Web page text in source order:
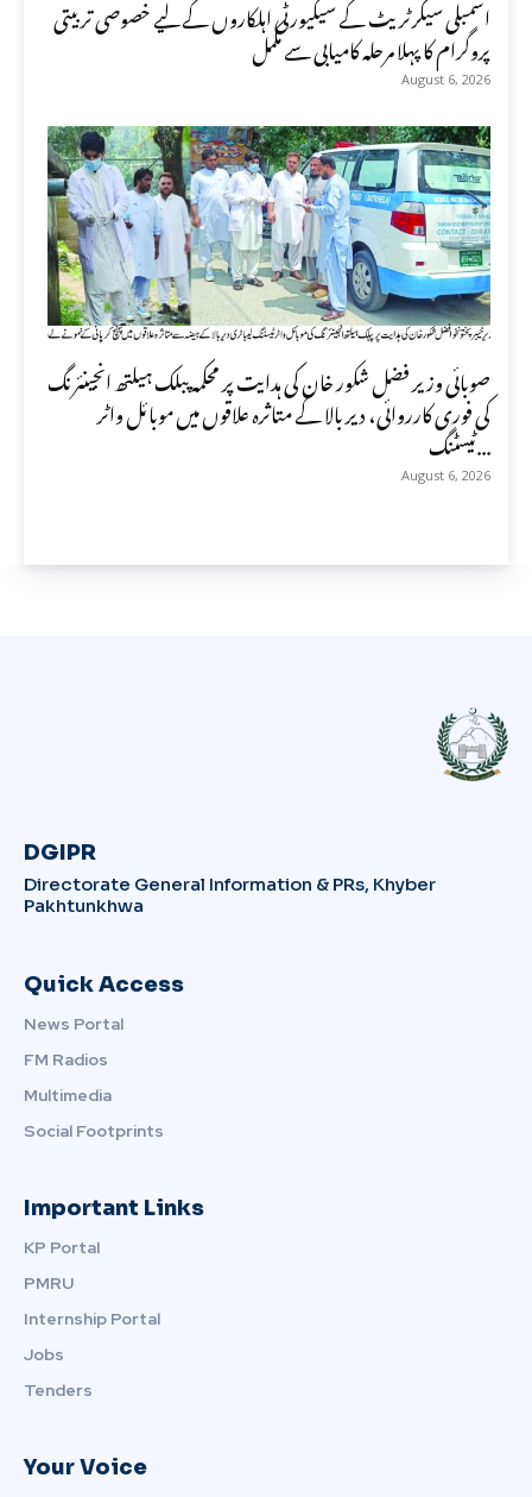
اسمبلی سیکرٹریٹ کے سیکیورٹی اہلکاروں کے لیے خصوصی تربیتی
پروگرام کا پہلا مرحلہ کامیابی سے مکمل
August 6, 2026
صوبائی وزیر فضل شکور خان کی ہدایت پر محکمہ پبلک ہیلتھ انجینئرنگ
کی فوری کارروائی، دیر بالا کے متاثرہ علاقوں میں موبائل واٹر
ٹیسٹنگ...
August 6, 2026
DGIPR
Directorate General Information & PRs, Khyber
Pakhtunkhwa
Quick Access
News Portal
FM Radios
Multimedia
Social Footprints
Important Links
KP Portal
PMRU
Internship Portal
Jobs
Tenders
Your Voice